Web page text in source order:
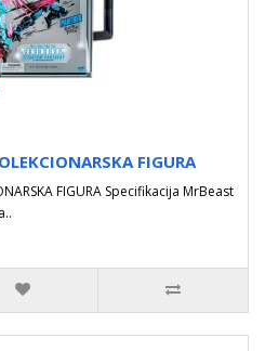
FIGURA
FIGURA Specifikacija MrBeast